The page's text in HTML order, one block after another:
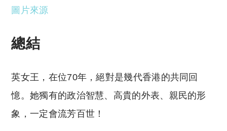
圖片來源
總結
英女王，在位70年，絕對是幾代香港的共同回
憶。她獨有的政治智慧、高貴的外表、親民的形
象，一定會流芳百世！